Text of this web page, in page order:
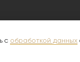
с обработкой данных